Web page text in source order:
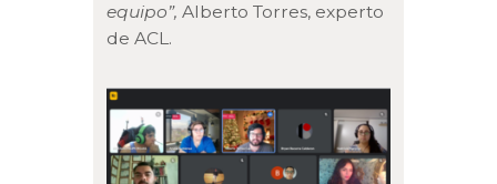
equipo”, Alberto Torres, experto
de ACL.